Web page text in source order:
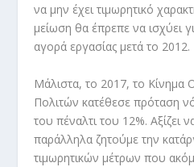
να μην έχει τιμωρητικό
μείωση θα έπρεπε να ισχύει
αγορά εργασίας μετά το 2012.
Μάλιστα, το 2017, το Κίνημα
Πολιτών κατέθεσε πρόταση
του πέναλτι του 12%. Αξίζει
παράλληλα ζητούμε την
τιμωρητικών μέτρων που